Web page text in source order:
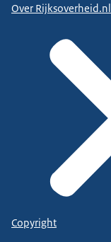
Over Rijksoverheid.nl
Copyright